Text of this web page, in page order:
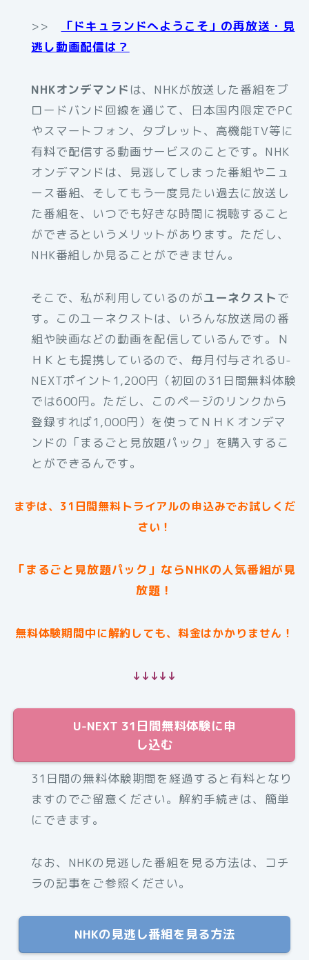
>>
「ドキュランドへようこそ」の再放送・見
逃し動画配信は？
NHKオンデマンド は、NHKが放送した番組をブ
ロードバンド回線を通じて、日本国内限定でPC
やスマートフォン、タブレット、高機能TV等に
有料で配信する動画サービスのことです。NHK
オンデマンドは、見逃してしまった番組やニュ
ース番組、そしてもう一度見たい過去に放送し
た番組を、いつでも好きな時間に視聴すること
ができるというメリットがあります。ただし、
NHK番組しか見ることができません。
そこで、私が利用しているのがユーネクストで
す。このユーネクストは、いろんな放送局の番
組や映画などの動画を配信しているんです。Ｎ
ＨＫとも提携しているので、毎月付与されるU-
NEXTポイント1,200円（初回の31日間無料体験
では600円。ただし、このページのリンクから
登録すれば1,000円）を使ってＮＨＫオンデマ
ンドの「まるごと見放題パック」を購入するこ
とができるんです。
まずは、31日間無料トライアルの申込みでお試しくだ
さい！
「まるごと見放題パック」ならNHKの人気番組が見
放題！
無料体験期間中に解約しても、料金はかかりません！
↓↓↓↓↓
U-NEXT 31日間無料体験に申
し込む
31日間の無料体験期間を経過すると有料となり
ますのでご留意ください。解約手続きは、簡単
にできます。
なお、NHKの見逃した番組を見る方法は、コチ
ラの記事をご参照ください。
NHKの見逃し番組を見る方法